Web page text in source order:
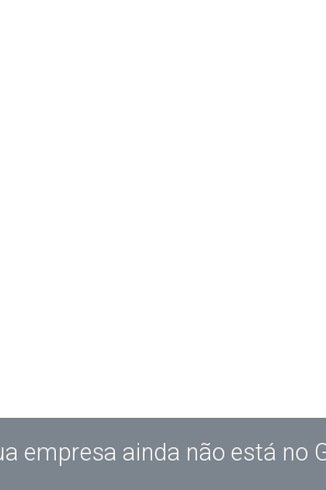
empresa ainda não está no